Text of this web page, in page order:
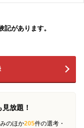
記があります。
放題！
のほか205件の選考・